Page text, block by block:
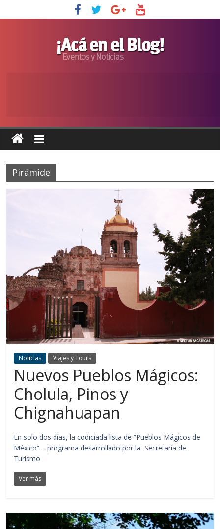
Pirámide
Noticias Viajes y Tours
Nuevos Pueblos Mágicos:
Cholula, Pinos y
Chignahuapan
En solo dos días, la codiciada lista de “Pueblos Mágicos de
México” – programa desarrollado por la Secretaría de
Turismo
Ver más